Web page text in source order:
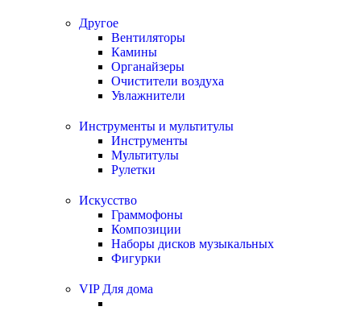
Другое
Вентиляторы
Камины
Органайзеры
Очистители воздуха
Увлажнители
Инструменты и мультитулы
Инструменты
Мультитулы
Рулетки
Искусство
Граммофоны
Композиции
Наборы дисков музыкальных
Фигурки
VIP Для дома